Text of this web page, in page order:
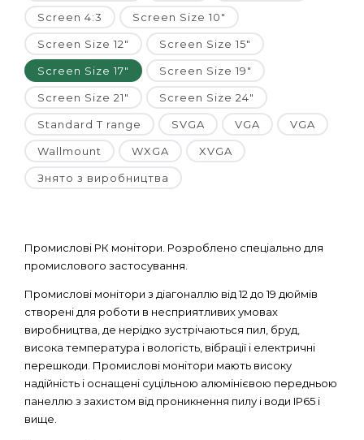
Screen 4:3 Screen Size 10"
Screen Size 12" Screen Size 15"
Screen Size 17" Screen Size 19"
Screen Size 21" Screen Size 24"
Standard T range SVGA VGA VGA
Wallmount WXGA XVGA
Знято з виробництва
Промислові РК монітори. Розроблено спеціально для
промислового застосування.
Промислові монітори з діагоналлю від 12 до 19 дюймів
створені для роботи в несприятливих умовах
виробництва, де нерідко зустрічаються пил, бруд,
висока температура і вологість, вібрації і електричні
перешкоди. Промислові монітори мають високу
надійність і оснащені суцільною алюмінієвою передньою
панеллю з захистом від проникнення пилу і води IP65 і
вище.